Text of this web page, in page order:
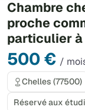
Chambre
proche
particulier
500 € /
Chelles (77500)
Réservé aux